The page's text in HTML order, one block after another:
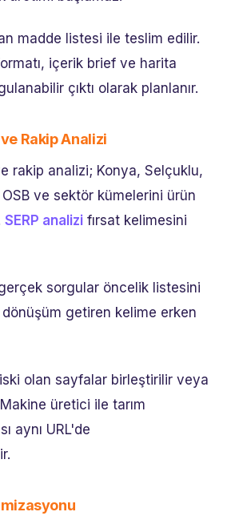
madde listesi ile teslim edilir.
içerik brief ve harita
çıktı olarak planlanır.
Rakip Analizi
rakip analizi; Konya, Selçuklu,
ve sektör kümelerini ürün
SERP analizi fırsat kelimesini
sorgular öncelik listesini
getiren kelime erken
olan sayfalar birleştirilir veya
Makine üretici ile tarım
aynı URL'de